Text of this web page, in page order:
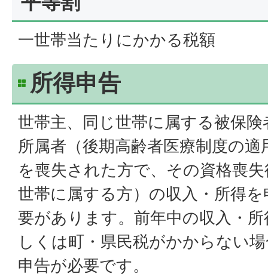
一世帯当たりにかかる税額
所得申告
世帯主、同じ世帯に属する被保
所属者（後期高齢者医療制度の
を喪失された方で、その資格喪
世帯に属する方）の収入・所得
要があります。前年中の収入・
しくは町・県民税がかからない
申告が必要です。